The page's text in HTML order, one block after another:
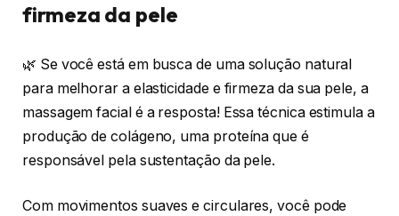
firmeza da pele
🌿 Se você está em busca de uma solução natural
para melhorar a elasticidade e firmeza da sua pele, a
massagem facial é a resposta! Essa técnica estimula a
produção de colágeno, uma proteína que é
responsável pela sustentação da pele.
Com movimentos suaves e circulares, você pode